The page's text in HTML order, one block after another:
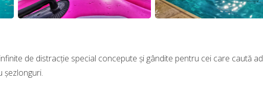
de distracţie special concepute şi gândite pentru cei care caută
şezlonguri.